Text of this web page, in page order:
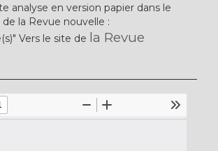
analyse en version papier dans le
la Revue nouvelle :
Vers le site de la Revue